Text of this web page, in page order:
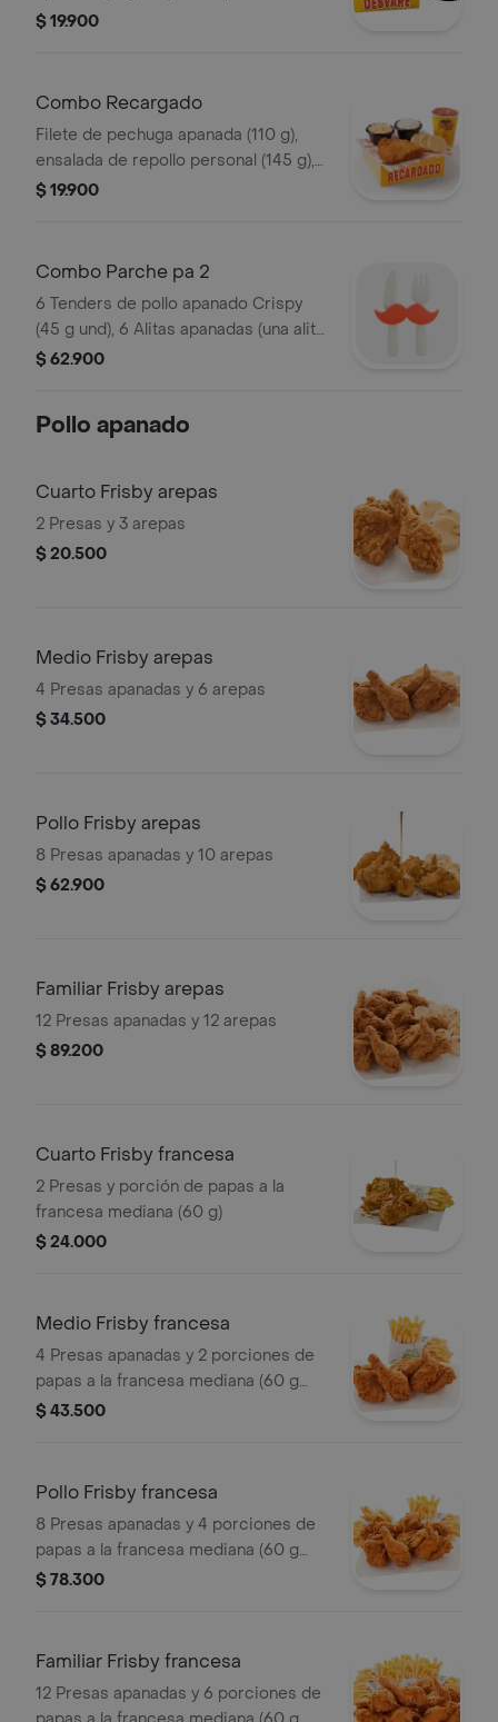
(120g), 2 arepas fritas, sopa de
gaseosa (3
$ 19.900
Combo Recargado
Filete de pechuga apanada (110 g),
ensalada de repollo personal (145 g),
porción de arroz personal (120 g),
$ 19.900
Combo Parche pa 2
6 Tenders de pollo apanado Crispy
(45 g und), 6 Alitas apanadas (una alita
equivale a un trozo de ala), 2
sals
$ 62.900
Pollo apanado
Cuarto Frisby arepas
2 Presas y 3 arepas
$ 20.500
Medio Frisby arepas
4 Presas apanadas y 6 arepas
$ 34.500
Pollo Frisby arepas
8 Presas apanadas y 10 arepas
$ 62.900
Familiar Frisby arepas
12 Presas apanadas y 12 arepas
$ 89.200
Cuarto Frisby francesa
2 Presas y porción de papas a la
francesa mediana (60 g)
$ 24.000
Medio Frisby francesa
4 Presas apanadas y 2 porciones de
papas a la francesa mediana (60 g
und)
$ 43.500
Pollo Frisby francesa
8 Presas apanadas y 4 porciones de
papas a la francesa mediana (60 g
und)
$ 78.300
Familiar Frisby francesa
12 Presas apanadas y 6 porciones de